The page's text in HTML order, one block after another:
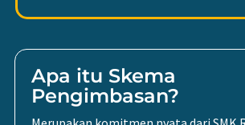
Apa itu Skema
Pengimbasan?